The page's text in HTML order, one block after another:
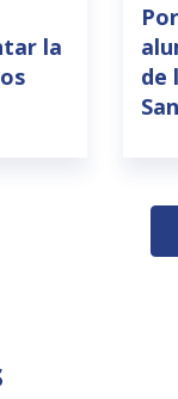
la
de